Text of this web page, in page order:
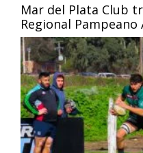
Mar del Plata Club
Regional Pampeano